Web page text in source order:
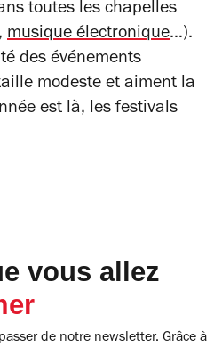
toutes les chapelles
musique électronique…).
des événements
modeste et aiment la
est là, les festivals
vous allez
de notre newsletter. Grâce à